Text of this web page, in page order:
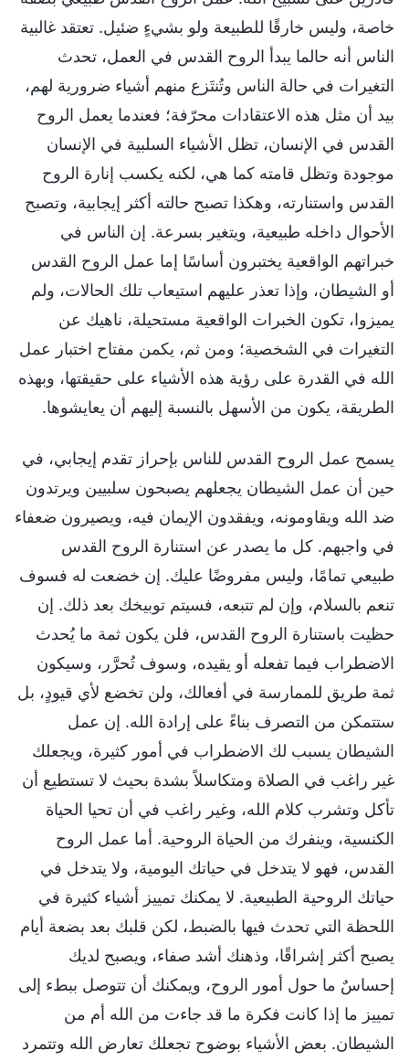
خاصة، وليس خارقًا للطبيعة ولو بشيءٍ ضئيل. تعتقد غالبية
الناس أنه حالما يبدأ الروح القدس في العمل، تحدث
التغيرات في حالة الناس وتُنتَزع منهم أشياء ضرورية لهم،
بيد أن مثل هذه الاعتقادات محرّفة؛ فعندما يعمل الروح
القدس في الإنسان، تظل الأشياء السلبية في الإنسان
موجودة وتظل قامته كما هي، لكنه يكسب إنارة الروح
القدس واستنارته، وهكذا تصبح حالته أكثر إيجابية، وتصبح
الأحوال داخله طبيعية، ويتغير بسرعة. إن الناس في
خبراتهم الواقعية يختبرون أساسًا إما عمل الروح القدس
أو الشيطان، وإذا تعذر عليهم استيعاب تلك الحالات، ولم
يميزوا، تكون الخبرات الواقعية مستحيلة، ناهيك عن
التغيرات في الشخصية؛ ومن ثم، يكمن مفتاح اختبار عمل
الله في القدرة على رؤية هذه الأشياء على حقيقتها، وبهذه
الطريقة، يكون من الأسهل بالنسبة إليهم أن يعايشوها.
يسمح عمل الروح القدس للناس بإحراز تقدم إيجابي، في
حين أن عمل الشيطان يجعلهم يصبحون سلبيين ويرتدون
ضد الله ويقاومونه، ويفقدون الإيمان فيه، ويصيرون ضعفاء
في واجبهم. كل ما يصدر عن استنارة الروح القدس
طبيعي تمامًا، وليس مفروضًا عليك. إن خضعت له فسوف
تنعم بالسلام، وإن لم تتبعه، فسيتم توبيخك بعد ذلك. إن
حظيت باستنارة الروح القدس، فلن يكون ثمة ما يُحدث
الاضطراب فيما تفعله أو يقيده، وسوف تُحرَّر، وسيكون
ثمة طريق للممارسة في أفعالك، ولن تخضع لأي قيودٍ، بل
ستتمكن من التصرف بناءً على إرادة الله. إن عمل
الشيطان يسبب لك الاضطراب في أمور كثيرة، ويجعلك
غير راغب في الصلاة ومتكاسلاً بشدة بحيث لا تستطيع أن
تأكل وتشرب كلام الله، وغير راغب في أن تحيا الحياة
الكنسية، وينفرك من الحياة الروحية. أما عمل الروح
القدس، فهو لا يتدخل في حياتك اليومية، ولا يتدخل في
حياتك الروحية الطبيعية. لا يمكنك تمييز أشياء كثيرة في
اللحظة التي تحدث فيها بالضبط، لكن قلبك بعد بضعة أيام
يصبح أكثر إشراقًا، وذهنك أشد صفاء، ويصبح لديك
إحساسٌ ما حول أمور الروح، ويمكنك أن تتوصل ببطء إلى
تمييز ما إذا كانت فكرة ما قد جاءت من الله أم من
الشيطان. بعض الأشياء بوضوح تجعلك تعارض الله وتتمرد